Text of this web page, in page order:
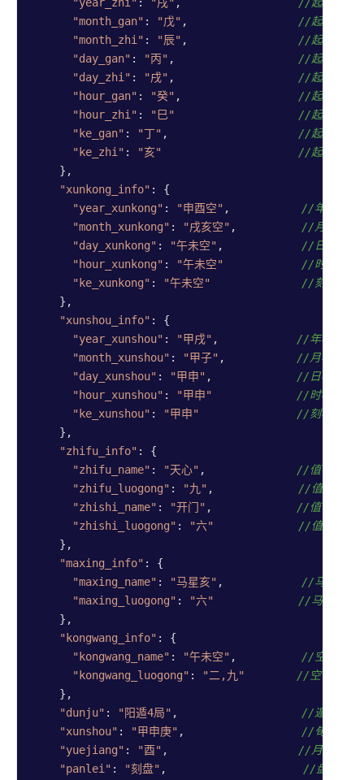
"year_zhi" : "戌" , //起盘时间
"month_gan" : "戊" , //起盘时间
"month_zhi" : "辰" , //起盘时间
"day_gan" : "丙" , //起盘时间
"day_zhi" : "戌" , //起盘时间
"hour_gan" : "癸" , //起盘时间
"hour_zhi" : "巳"
//起盘时间
"ke_gan" : "丁" , //起盘时间
"ke_zhi" : "亥"
//起盘时间
    },
"xunkong_info" : {
"year_xunkong" : "申酉空" , //年柱旬空
"month_xunkong" : "戌亥空" , //月柱旬空
"day_xunkong" : "午未空" , //日柱旬空
"hour_xunkong" : "午未空"
//时柱旬空
"ke_xunkong" : "午未空"
//刻柱旬空
    },
"xunshou_info" : {
"year_xunshou" : "甲戌" , //年柱旬首
"month_xunshou" : "甲子" , //月柱旬首
"day_xunshou" : "甲申" , //日柱旬首
"hour_xunshou" : "甲申"
//时柱旬首
"ke_xunshou" : "甲申"
//刻柱旬首(
    },
"zhifu_info" : {
"zhifu_name" : "天心" , //值符
"zhifu_luogong" : "九" , //值符落宫
"zhishi_name" : "开门" , //值使
"zhishi_luogong" : "六"
//值使落宫
    },
"maxing_info" : {
"maxing_name" : "马星亥" , //马星
"maxing_luogong" : "六"
//马星落宫
    },
"kongwang_info" : {
"kongwang_name" : "午未空" , //空亡
"kongwang_luogong" : "二,九"
//空亡落宫
    },
"dunju" : "阳遁4局" , //遁局
"xunshou" : "甲申庚" , //旬首
"yuejiang" : "酉" , //月将
"panlei" : "刻盘" , //盘类，枚